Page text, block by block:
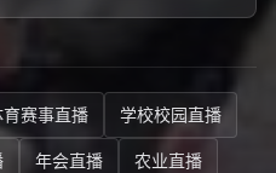
赛事直播
学校校园直播
年会直播
农业直播